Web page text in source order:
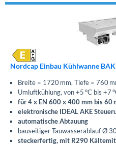
Nordcap Einbau Kühlwanne
Breite = 1720 mm, Tiefe = 760
Umluftkühlung, von +5 °C bis +7
für 4 x EN 600 x 400 mm bis 60
elektronische IDEAL AKE
automatische Abtauung
bauseitiger Tauwasserablauf Ø
steckerfertig, mit R290